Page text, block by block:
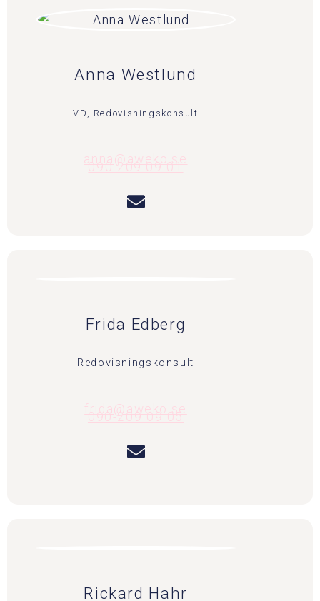
Anna Westlund
VD, Redovisningskonsult
anna@aweko.se
090 209 09 01
Frida Edberg
Redovisningskonsult
frida@aweko.se
090-209 09 05
Rickard Hahr